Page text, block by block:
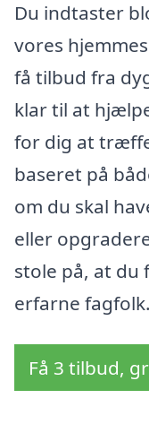
Du indtaster
vores
få tilbud fra
klar til at
for dig at
baseret på
om du skal
eller
stole på, at du
erfarne fagfolk.
Få 3 tilbud,